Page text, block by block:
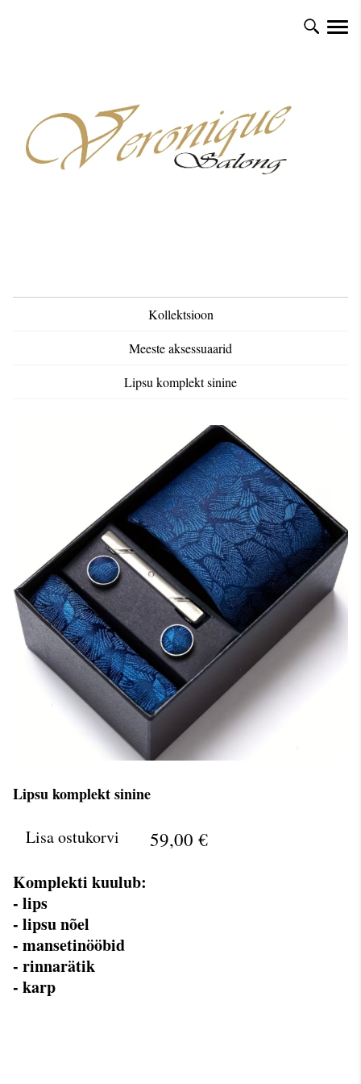
Kollektsioon
Meeste aksessuaarid
Lipsu komplekt sinine
Lipsu komplekt sinine
Lisa ostukorvi 59,00 €
Komplekti kuulub:
- lips
- lipsu nõel
- mansetinööbid
- rinnarätik
- karp